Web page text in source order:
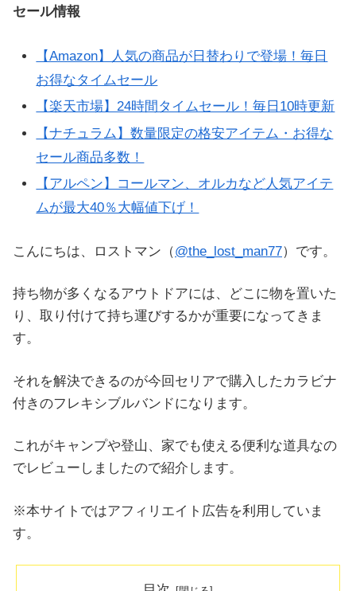
セール情報
【Amazon】人気の商品が日替わりで登場！毎日
お得なタイムセール
【楽天市場】24時間タイムセール！毎日10時更新
【ナチュラム】数量限定の格安アイテム・お得な
セール商品多数！
【アルペン】コールマン、オルカなど人気アイテ
ムが最大40％大幅値下げ！
こんにちは、ロストマン（@the_lost_man77）です。
持ち物が多くなるアウトドアには、どこに物を置いた
り、取り付けて持ち運びするかが重要になってきま
す。
それを解決できるのが今回セリアで購入したカラビナ
付きのフレキシブルバンドになります。
これがキャンプや登山、家でも使える便利な道具なの
でレビューしましたので紹介します。
※本サイトではアフィリエイト広告を利用していま
す。